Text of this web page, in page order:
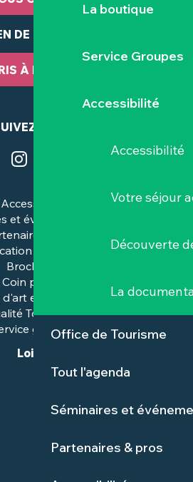
La boutique
Service Groupes
Accessibilité
Accessibilité
Votre séjour
Découverte
La
Office de Tourisme
Tout l'agenda
Séminaires et
Partenaires & pros
DE NOTRE ACTUALITÉ
À LA NEWSLETTER
NOUS
Accessibilité
et événements pros
& pros
de salles
Brochures
Coin presse
d'art et d'histoire
Tourisme™
groupes
Loire-Atlantique